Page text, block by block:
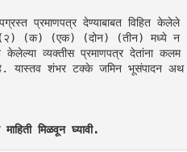
प्रमाणपत्र देण्याबाबत विहित केलेले
२(२) (क) (एक) (दोन) (तीन) मध्ये न
व्यक्तीस प्रमाणपत्र देतांना कलम
शंभर टक्के जमिन भूसंपादन अथ
मिळवून घ्यावी.